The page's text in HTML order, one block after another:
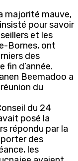
majorité mauve,
pour savoir
et les
Bornes, ont
des
fin d’année.
Beemadoo a
du
du 24
posé la
répondu par la
des
les